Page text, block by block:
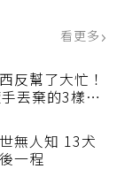
反幫了大忙！
手丟棄的3樣物
無人知 13犬
一程